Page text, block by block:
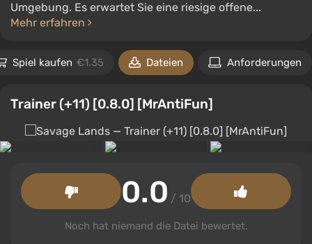
Umgebung. Es erwartet Sie eine riesige offene...
Mehr erfahren
Spiel kaufen €1.35 Dateien Anforderungen
Trainer (+11) [0.8.0] [MrAntiFun]
0.0 / 10
Noch hat niemand die Datei bewertet.